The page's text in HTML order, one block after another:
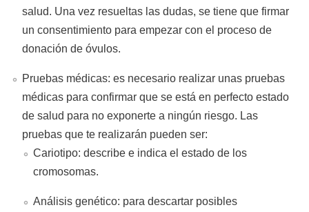
salud. Una vez resueltas las dudas, se tiene que firmar
un consentimiento para empezar con el proceso de
donación de óvulos.
Pruebas médicas: es necesario realizar unas pruebas
médicas para confirmar que se está en perfecto estado
de salud para no exponerte a ningún riesgo. Las
pruebas que te realizarán pueden ser:
Cariotipo: describe e indica el estado de los
cromosomas.
Análisis genético: para descartar posibles